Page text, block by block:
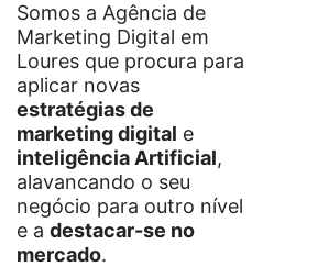
Somos a Agência de
Marketing Digital em
Loures que procura para
aplicar novas
estratégias de
marketing digital e
inteligência Artificial,
alavancando o seu
negócio para outro nível
e a destacar-se no
mercado.